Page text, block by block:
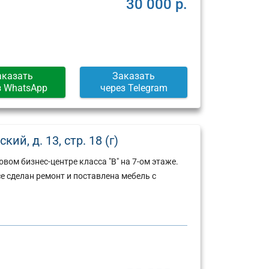
30 000 р.
WhatsApp
Заказать
через Telegram
д. 13, стр. 18 (г)
бизнес-центре класса "В" на 7-ом этаже.
сделан ремонт и поставлена мебель с